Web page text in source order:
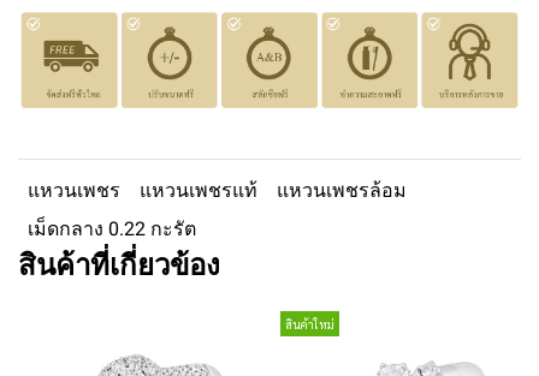
แหวนเพชร แหวนเพชรแท้
แหวนเพชรล้อม
เม็ดกลาง 0.22 กะรัต
สินค้าที่เกี่ยวข้อง
สินค้าใหม่